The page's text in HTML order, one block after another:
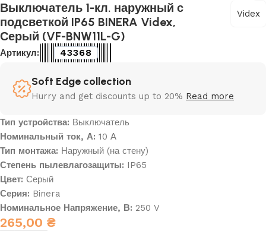
Выключатель 1-кл. наружный с
подсветкой IP65 BINERA Videx,
Серый (VF-BNW11L-G)
Videx
Артикул: 43368
Soft Edge collection
Hurry and get discounts up to 20% Read more
Тип устройства: Выключатель
Номинальный ток, А: 10 А
Тип монтажа: Наружный (на стену)
Степень пылевлагозащиты: IP65
Цвет: Серый
Серия: Binera
Номинальное Напряжение, В: 250 V
265,00 ₴